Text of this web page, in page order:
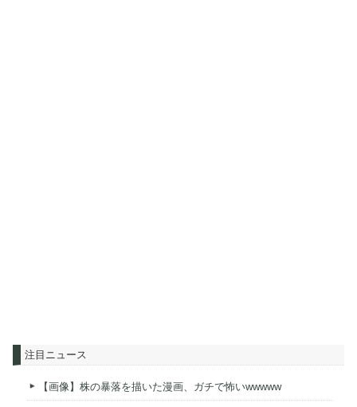
注目ニュース
【画像】株の暴落を描いた漫画、ガチで怖いwwwww